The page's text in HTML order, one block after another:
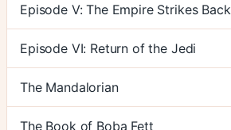
Episode V: The Empire Strikes Back
Episode VI: Return of the Jedi
The Mandalorian
The Book of Boba Fett